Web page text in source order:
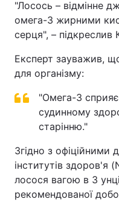
"Лосось – відмінне
омега-3 жирними
серця", – підкреслив
Експерт зауважив,
для організму:
"Омега-3
судинному
старінню."
Згідно з офіційними
інститутів здоров'я
лосося вагою в 3
рекомендованої